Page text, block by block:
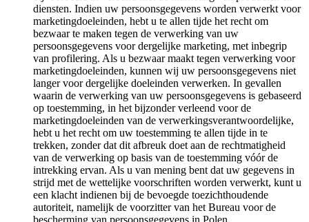
diensten. Indien uw persoonsgegevens worden verwerkt voor
marketingdoeleinden, hebt u te allen tijde het recht om
bezwaar te maken tegen de verwerking van uw
persoonsgegevens voor dergelijke marketing, met inbegrip
van profilering. Als u bezwaar maakt tegen verwerking voor
marketingdoeleinden, kunnen wij uw persoonsgegevens niet
langer voor dergelijke doeleinden verwerken. In gevallen
waarin de verwerking van uw persoonsgegevens is gebaseerd
op toestemming, in het bijzonder verleend voor de
marketingdoeleinden van de verwerkingsverantwoordelijke,
hebt u het recht om uw toestemming te allen tijde in te
trekken, zonder dat dit afbreuk doet aan de rechtmatigheid
van de verwerking op basis van de toestemming vóór de
intrekking ervan. Als u van mening bent dat uw gegevens in
strijd met de wettelijke voorschriften worden verwerkt, kunt u
een klacht indienen bij de bevoegde toezichthoudende
autoriteit, namelijk de voorzitter van het Bureau voor de
bescherming van persoonsgegevens in Polen.